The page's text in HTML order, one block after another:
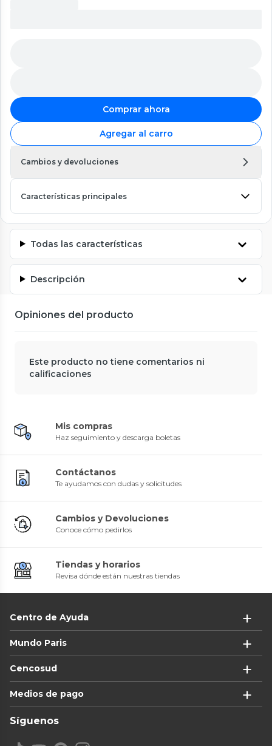
Comprar ahora
Agregar al carro
Cambios y devoluciones
Características principales
Todas las características
Descripción
Opiniones del producto
Este producto no tiene comentarios ni
calificaciones
Mis compras
Haz seguimiento y descarga boletas
Contáctanos
Te ayudamos con dudas y solicitudes
Cambios y Devoluciones
Conoce cómo pedirlos
Tiendas y horarios
Revisa dónde están nuestras tiendas
Centro de Ayuda
Mundo Paris
Cencosud
Medios de pago
Síguenos